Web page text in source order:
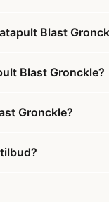
Blast
Blast Gronckle?
Gronckle?